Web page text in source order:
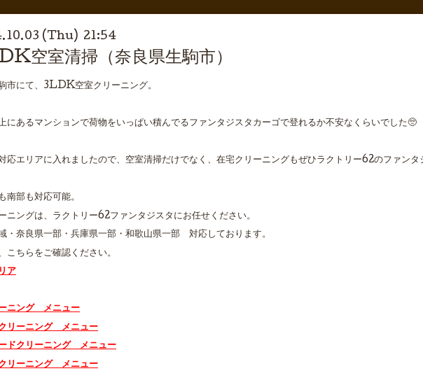
(Thu) 21:54
空室清掃（奈良県生駒市）
市にて、3LDK空室クリーニング。
にあるマンションで荷物をいっぱい積んでるファンタジスタカーゴで登れるか不安なくらいでした🥺
応エリアに入れましたので、空室清掃だけでなく、在宅クリーニングもぜひラクトリー62のファン
南部も対応可能。
ニングは、ラクトリー62ファンタジスタにお任せください。
・奈良県一部・兵庫県一部・和歌山県一部 対応しております。
こちらをご確認ください。
ア
ニング メニュー
リーニング メニュー
ドクリーニング メニュー
リーニング メニュー